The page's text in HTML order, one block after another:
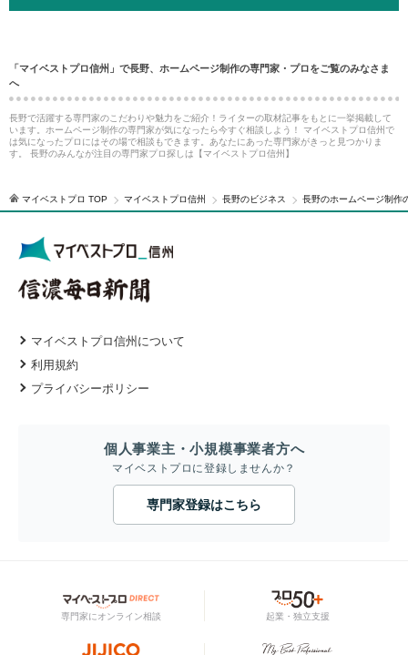
「マイベストプロ信州」で長野、ホームページ制作の専門家・プロをご覧のみなさま
へ
長野で活躍する専門家のこだわりや魅力をご紹介！ライターの取材記事をもとに一挙掲載して
います。ホームページ制作の専門家が気になったら今すぐ相談しよう！ マイベストプロ信州で
は気になったプロにはその場で相談もできます。あなたにあった専門家がきっと見つかりま
す。 長野のみんなが注目の専門家プロ探しは【マイベストプロ信州】
マイベストプロ TOP マイベストプロ信州 長野のビジネス 長野のホームページ制作
マイベストプロ信州について
利用規約
プライバシーポリシー
個人事業主・小規模事業者方へ
マイベストプロに登録しませんか？
専門家登録はこちら
専門家にオンライン相談 起業・独立支援